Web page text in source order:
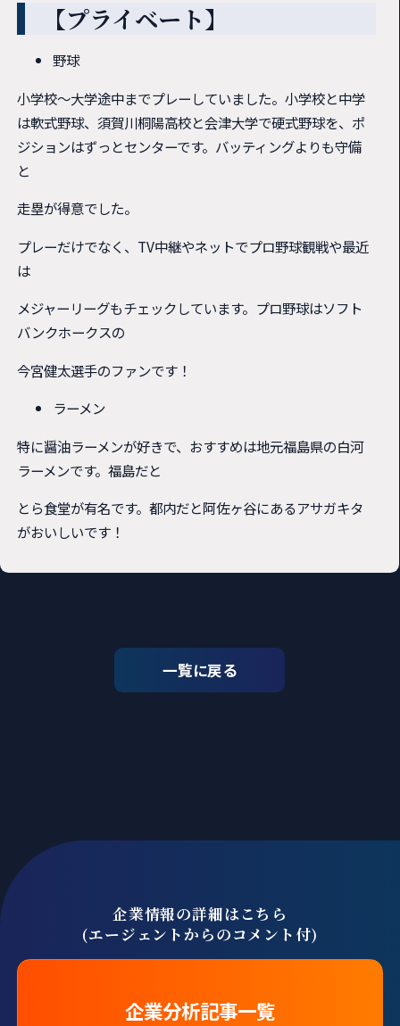
【プライベート】
野球
小学校～大学途中までプレーしていました。小学校と中学
は軟式野球、須賀川桐陽高校と会津大学で硬式野球を、ポ
ジションはずっとセンターです。バッティングよりも守備
と
走塁が得意でした。
プレーだけでなく、TV中継やネットでプロ野球観戦や最近
は
メジャーリーグもチェックしています。プロ野球はソフト
バンクホークスの
今宮健太選手のファンです！
ラーメン
特に醤油ラーメンが好きで、おすすめは地元福島県の白河
ラーメンです。福島だと
とら食堂が有名です。都内だと阿佐ヶ谷にあるアサガキタ
がおいしいです！
一覧に戻る
企業情報の詳細はこちら
(エージェントからのコメント付)
企業分析記事一覧